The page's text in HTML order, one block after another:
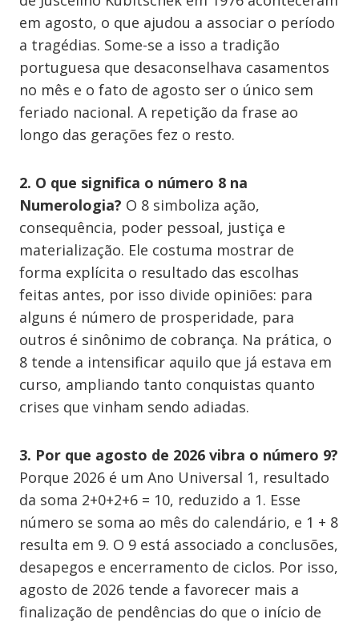
em agosto, o que ajudou a associar o período
a tragédias. Some-se a isso a tradição
portuguesa que desaconselhava casamentos
no mês e o fato de agosto ser o único sem
feriado nacional. A repetição da frase ao
longo das gerações fez o resto.
2. O que significa o número 8 na
Numerologia? O 8 simboliza ação,
consequência, poder pessoal, justiça e
materialização. Ele costuma mostrar de
forma explícita o resultado das escolhas
feitas antes, por isso divide opiniões: para
alguns é número de prosperidade, para
outros é sinônimo de cobrança. Na prática, o
8 tende a intensificar aquilo que já estava em
curso, ampliando tanto conquistas quanto
crises que vinham sendo adiadas.
3. Por que agosto de 2026 vibra o número 9?
Porque 2026 é um Ano Universal 1, resultado
da soma 2+0+2+6 = 10, reduzido a 1. Esse
número se soma ao mês do calendário, e 1 + 8
resulta em 9. O 9 está associado a conclusões,
desapegos e encerramento de ciclos. Por isso,
agosto de 2026 tende a favorecer mais a
finalização de pendências do que o início de